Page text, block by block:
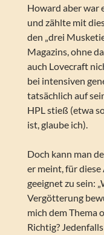
Howard aber war
und zählte mit
den „drei
Magazins, ohne
auch Lovecraft
bei intensiven
tatsächlich auf
HPL stieß (etwa
ist, glaube ich).
Doch kann man
er meint, für
geeignet zu sein:
Vergötterung
mich dem Thema
Richtig?